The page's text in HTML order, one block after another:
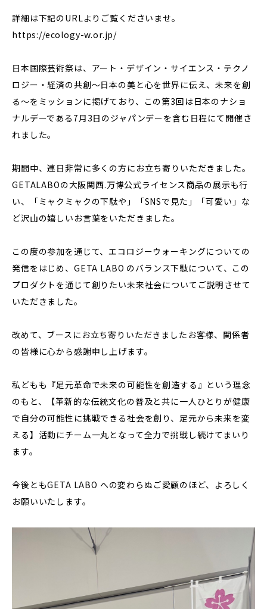
詳細は下記のURLよりご覧くださいませ。
https://ecology-w.or.jp/
日本国際芸術祭は、アート・デザイン・サイエンス・テクノ
ロジー・経済の共創〜日本の美と心を世界に伝え、未来を創
る〜をミッションに掲げており、この第3回は日本のナショ
ナルデーである7月3日のジャパンデーを含む日程にて開催さ
れました。
期間中、連日非常に多くの方にお立ち寄りいただきました。
GETALABOの大阪関西.万博公式ライセンス商品の展示も行
い、「ミャクミャクの下駄や」「SNSで見た」「可愛い」な
ど沢山の嬉しいお言葉をいただきました。
この度の参加を通じて、エコロジーウォーキングについての
発信をはじめ、GETA LABO のバランス下駄について、この
プロダクトを通じて創りたい未来社会についてご説明させて
いただきました。
改めて、ブースにお立ち寄りいただきましたお客様、関係者
の皆様に心から感謝申し上げます。
私どもも『足元革命で未来の可能性を創造する』という理念
のもと、【革新的な伝統文化の普及と共に一人ひとりが健康
で自分の可能性に挑戦できる社会を創り、足元から未来を変
える】活動にチーム一丸となって全力で挑戦し続けてまいり
ます。
今後ともGETA LABO への変わらぬご愛顧のほど、よろしく
お願いいたします。